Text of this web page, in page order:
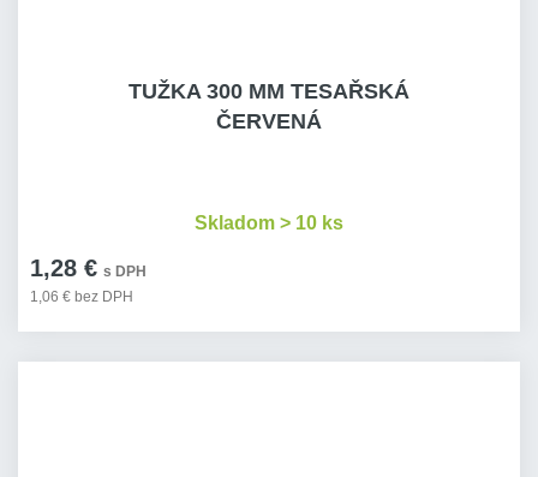
TUŽKA 300 MM TESAŘSKÁ
ČERVENÁ
1,28 € s DPH
1,06 € bez DPH
Skladom > 10 ks